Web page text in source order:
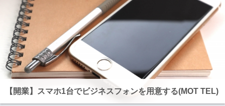
【開業】スマホ1台でビジネスフォンを用意する(MOT TEL)